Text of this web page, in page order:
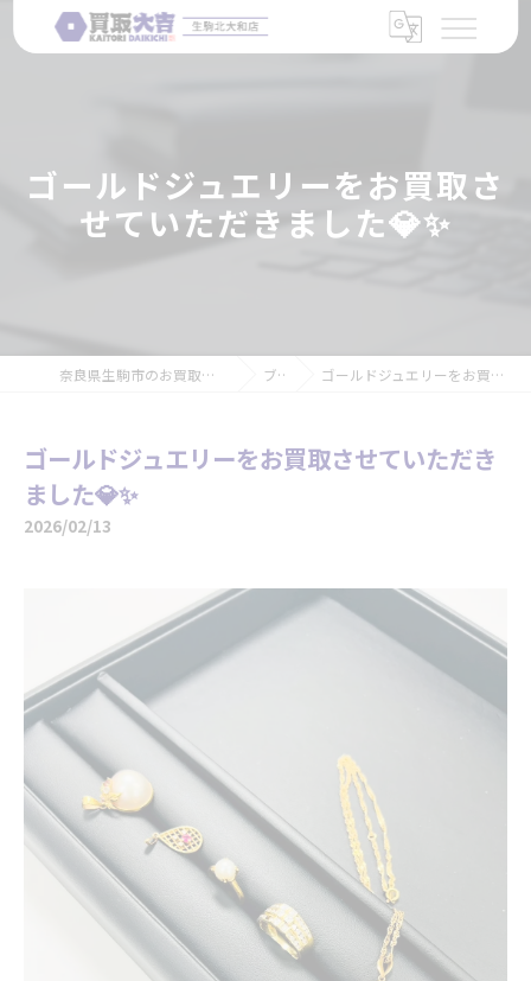
ゴールドジュエリーをお買取さ
せていただきました💎✨
奈良県生駒市のお買取なら買取大吉 生駒北大和店 ブログ ゴールドジュエリーをお買取させていただきました💎✨
ゴールドジュエリーをお買取させていただき
ました💎✨
2026/02/13